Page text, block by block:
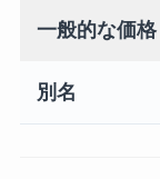
一般的な価格
別名